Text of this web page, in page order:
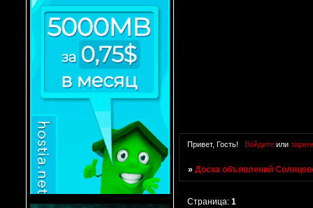
Привет, Гость! Войдитеили
»Доска объявлений
Страница:1